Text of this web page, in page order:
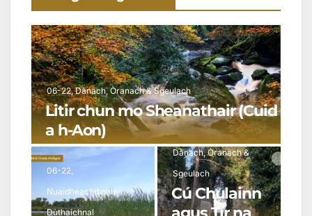
06-22, Dànach, Òranach & Sgeulach
Litir chun mo Sheanathair (Cuid
a h-Aon)
06-22
Nuaidheachd nan
Dùthaichnal
Dànach, Òranach &
Sgeulach
Cú Chulainn